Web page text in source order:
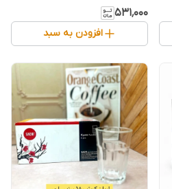
۵۳۱٬۰۰۰
افزودن به سبد